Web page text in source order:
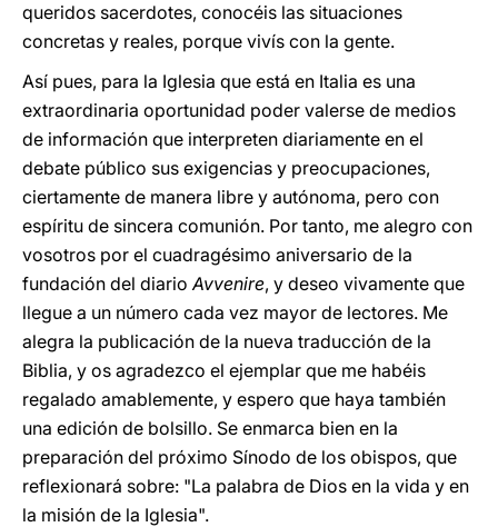
queridos sacerdotes, conocéis las situaciones
concretas y reales, porque vivís con la gente.
Así pues, para la Iglesia que está en Italia es una
extraordinaria oportunidad poder valerse de medios
de información que interpreten diariamente en el
debate público sus exigencias y preocupaciones,
ciertamente de manera libre y autónoma, pero con
espíritu de sincera comunión. Por tanto, me alegro con
vosotros por el cuadragésimo aniversario de la
fundación del diarioAvvenire, y deseo vivamente que
llegue a un número cada vez mayor de lectores. Me
alegra la publicación de la nueva traducción de la
Biblia, y os agradezco el ejemplar que me habéis
regalado amablemente, y espero que haya también
una edición de bolsillo. Se enmarca bien en la
preparación del próximo Sínodo de los obispos, que
reflexionará sobre: "La palabra de Dios en la vida y en
la misión de la Iglesia".